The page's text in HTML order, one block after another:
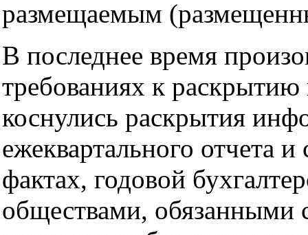
размещаемым
В последнее время
требованиях к
коснулись раскрытия
ежеквартального отчета
фактах, годовой
обществами, обязанными